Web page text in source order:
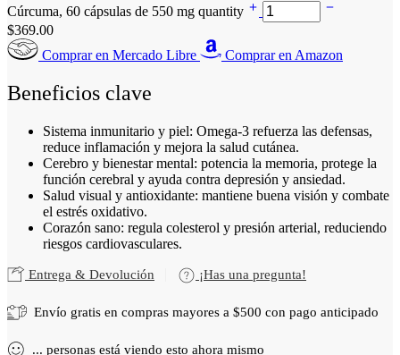
Cúrcuma, 60 cápsulas de 550 mg quantity
$369.00
Comprar en Mercado Libre
Comprar en Amazon
Beneficios clave
Sistema inmunitario y piel: Omega-3 refuerza las defensas,
reduce inflamación y mejora la salud cutánea.
Cerebro y bienestar mental: potencia la memoria, protege la
función cerebral y ayuda contra depresión y ansiedad.
Salud visual y antioxidante: mantiene buena visión y combate
el estrés oxidativo.
Corazón sano: regula colesterol y presión arterial, reduciendo
riesgos cardiovasculares.
Entrega & Devolución ¡Has una pregunta!
Envío gratis en compras mayores a $500 con pago anticipado
... personas está viendo esto ahora mismo